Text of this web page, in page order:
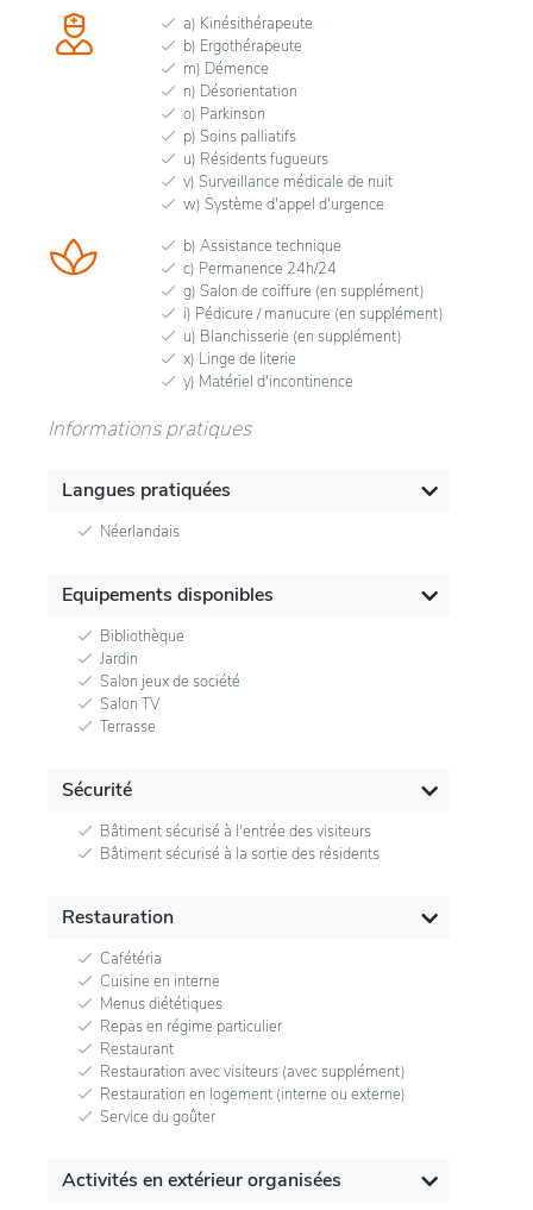
a) Kinésithérapeute
b) Ergothérapeute
m) Démence
n) Désorientation
o) Parkinson
p) Soins palliatifs
u) Résidents fugueurs
v) Surveillance médicale de nuit
w) Système d'appel d'urgence
b) Assistance technique
c) Permanence 24h/24
g) Salon de coiffure (en supplément)
i) Pédicure / manucure (en supplément)
u) Blanchisserie (en supplément)
x) Linge de literie
y) Matériel d'incontinence
Informations pratiques
Langues pratiquées
Néerlandais
Equipements disponibles
Bibliothèque
Jardin
Salon jeux de société
Salon TV
Terrasse
Sécurité
Bâtiment sécurisé à l'entrée des visiteurs
Bâtiment sécurisé à la sortie des résidents
Restauration
Cafétéria
Cuisine en interne
Menus diététiques
Repas en régime particulier
Restaurant
Restauration avec visiteurs (avec supplément)
Restauration en logement (interne ou externe)
Service du goûter
Activités en extérieur organisées